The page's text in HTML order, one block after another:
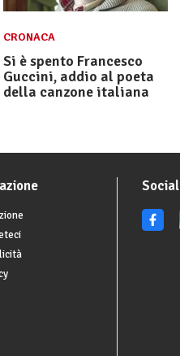
CRONACA
Si è spento Francesco
Guccini, addio al poeta
della canzone italiana
Social